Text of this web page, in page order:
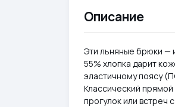
Описание
Эти льняные брюки —
55% хлопка дарит
эластичному поясу
Классический
прогулок или встреч